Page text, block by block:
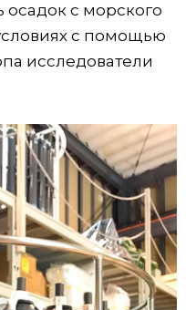
осадок с морского
с помощью
исследователи